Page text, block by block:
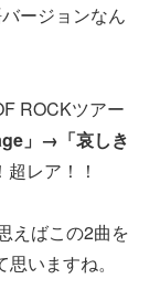
ージョンなん
ROCKツアー
」→「哀しき
レア！！
えばこの2曲を
いますね。